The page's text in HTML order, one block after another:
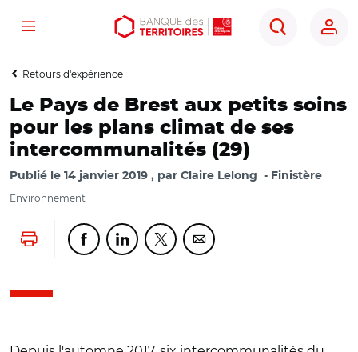
Aller
contenu
Aller
menu
Ouvrir
outils
Menu
Rechercher
Retours d'expérience
Le Pays de Brest aux petits soins
pour les plans climat de ses
intercommunalités (29)
Publié le 14 janvier 2019 par Claire Lelong Finistère
Environnement
Lancer l'impressionPartager cette page sur Facebook
Partager cette page sur Linkedin
Partager cette page sur Twitter
Partager cette page sur